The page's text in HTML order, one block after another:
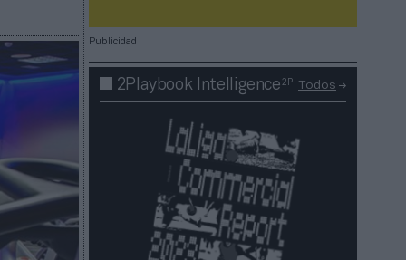
Publicidad
2Playbook Intelligence2P Todos